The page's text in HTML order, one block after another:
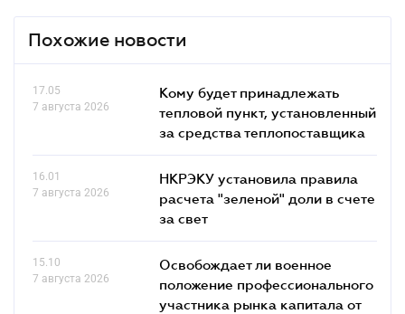
Похожие новости
17.05
7 августа 2026
Кому будет принадлежать
тепловой пункт, установленный
за средства теплопоставщика
16.01
7 августа 2026
НКРЭКУ установила правила
расчета "зеленой" доли в счете
за свет
15.10
7 августа 2026
Освобождает ли военное
положение профессионального
участника рынка капитала от